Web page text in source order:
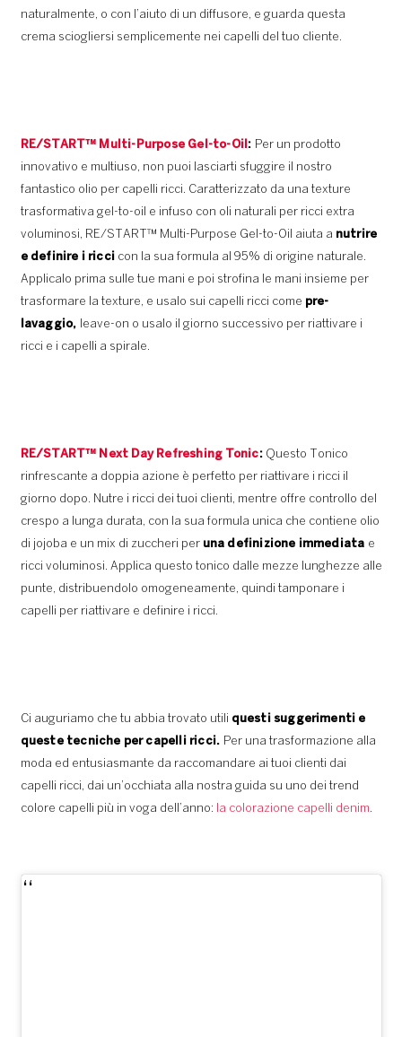
naturalmente, o con l’aiuto di un diffusore, e guarda questa
crema sciogliersi semplicemente nei capelli del tuo cliente.
RE/START™ Multi-Purpose Gel-to-Oil : Per un prodotto
innovativo e multiuso, non puoi lasciarti sfuggire il nostro
fantastico olio per capelli ricci. Caratterizzato da una texture
trasformativa gel-to-oil e infuso con oli naturali per ricci extra
voluminosi, RE/START™ Multi-Purpose Gel-to-Oil aiuta a nutrire
e definire i ricci con la sua formula al 95% di origine naturale.
Applicalo prima sulle tue mani e poi strofina le mani insieme per
trasformare la texture, e usalo sui capelli ricci come pre-
lavaggio,
leave-on o usalo il giorno successivo per riattivare i
ricci e i capelli a spirale.
RE/START™ Next Day Refreshing Tonic: Questo Tonico
rinfrescante a doppia azione è perfetto per riattivare i ricci il
giorno dopo. Nutre i ricci dei tuoi clienti, mentre offre controllo del
crespo a lunga durata, con la sua formula unica che contiene olio
di jojoba e un mix di zuccheri per una definizione immediata e
ricci voluminosi. Applica questo tonico dalle mezze lunghezze alle
punte, distribuendolo omogeneamente, quindi tamponare i
capelli per riattivare e definire i ricci.
Ci auguriamo che tu abbia trovato utili questi suggerimenti e
queste tecniche per capelli ricci. Per una trasformazione alla
moda ed entusiasmante da raccomandare ai tuoi clienti dai
capelli ricci, dai un’occhiata alla nostra guida su uno dei trend
colore capelli più in voga dell’anno:
la colorazione capelli denim.